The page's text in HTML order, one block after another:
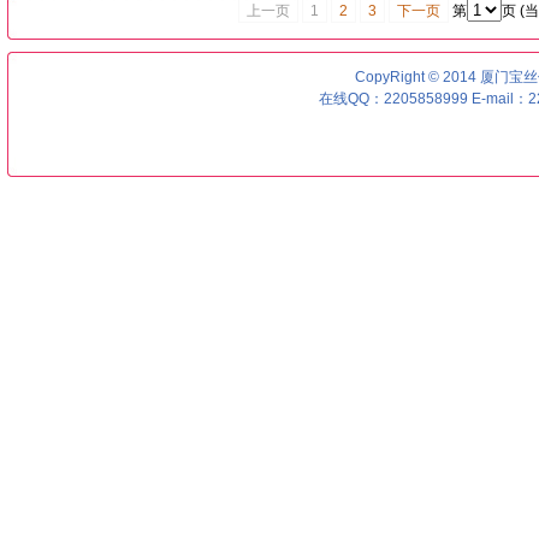
上一页 1 2 3 下一页 第 页 (
CopyRight © 2014 厦门宝
在线QQ：2205858999 E-mail：